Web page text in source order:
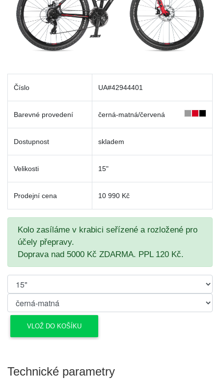
Číslo UA#42944401
Barevné provedení černá-matná/červená
Dostupnost skladem
Velikosti 15"
Prodejní cena 10 990 Kč
Kolo zasíláme v krabici seřízené a rozložené pro
účely přepravy.
Doprava nad 5000 Kč ZDARMA. PPL 120 Kč.
Technické parametry